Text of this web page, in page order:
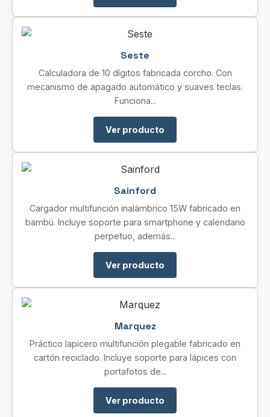
Seste
Calculadora de 10 dígitos fabricada corcho. Con
mecanismo de apagado automático y suaves teclas.
Funciona...
Ver producto
Sainford
Cargador multifunción inalámbrico 15W fabricado en
bambú. Incluye soporte para smartphone y calendario
perpetuo, además...
Ver producto
Marquez
Práctico lapicero multifunción plegable fabricado en
cartón reciclado. Incluye soporte para lápices con
portafotos de...
Ver producto